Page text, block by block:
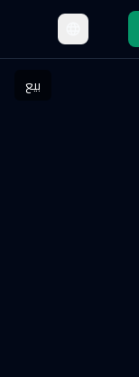
بيع